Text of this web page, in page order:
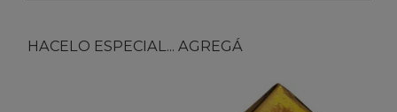
HACELO ESPECIAL... AGREGÁ